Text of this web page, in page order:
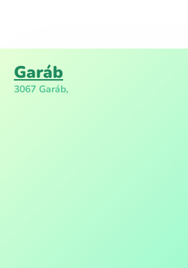
Garáb
3067 Garáb,